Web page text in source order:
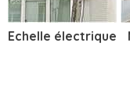
Echelle électrique